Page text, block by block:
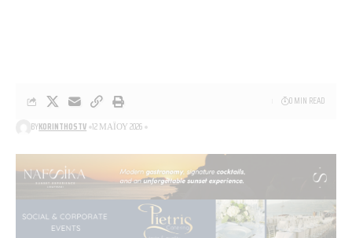
BYKORINTHOSTV 12 ΜΑΪ́ΟΥ 2026
0 MIN READ